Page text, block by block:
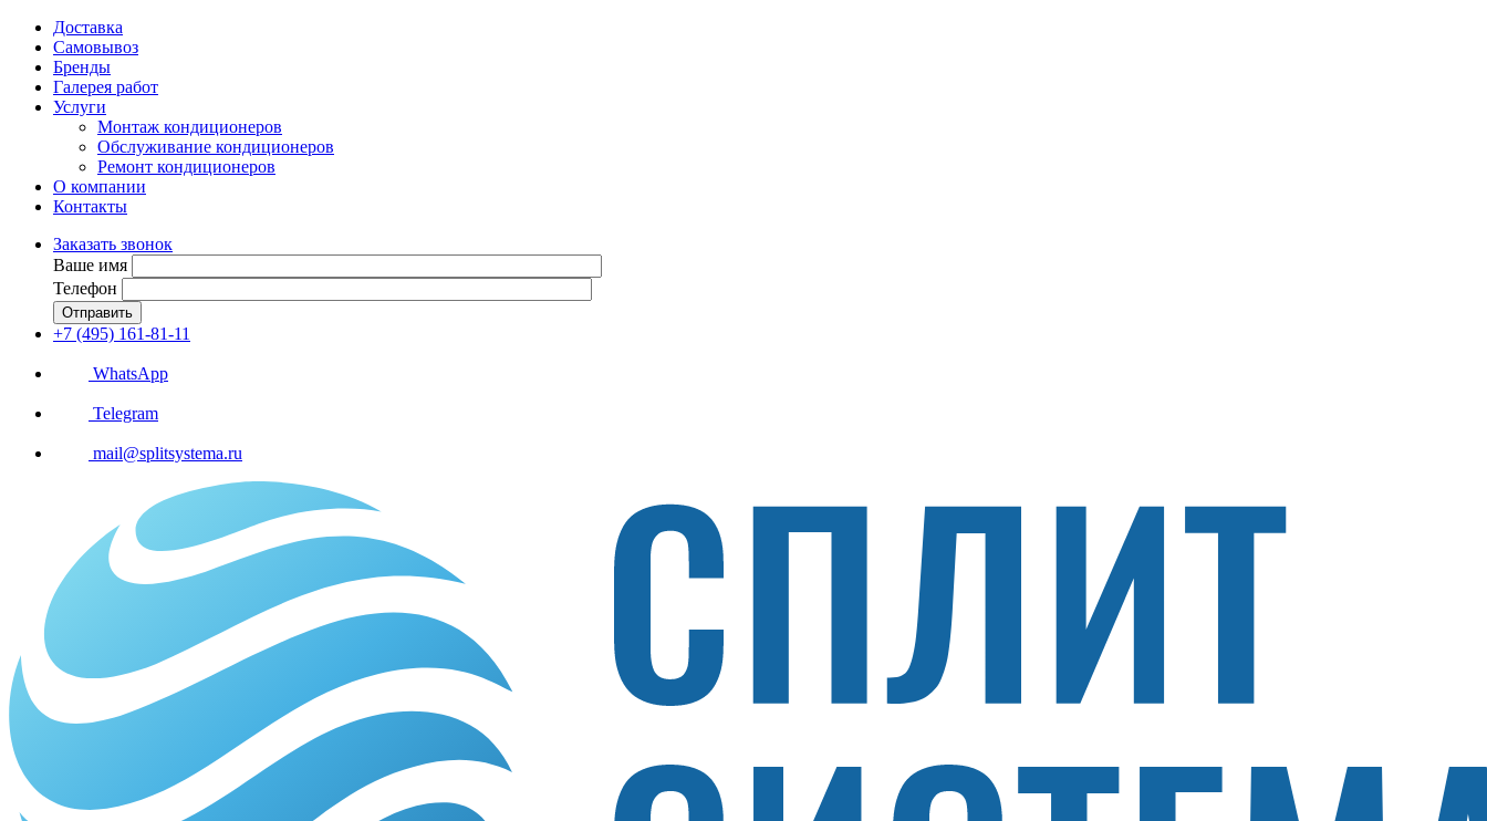
Доставка
Самовывоз
Бренды
Галерея работ
Услуги
Монтаж кондиционеров
Обслуживание кондиционеров
Ремонт кондиционеров
О компании
Контакты
Заказать звонок
Ваше имя
Телефон
Отправить
+7 (495) 161-81-11
WhatsApp
Telegram
mail@splitsystema.ru